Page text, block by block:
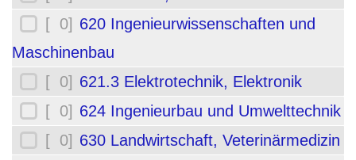
[ 0] 620 Ingenieurwissenschaften und
Maschinenbau
[ 0] 621.3 Elektrotechnik, Elektronik
[ 0] 624 Ingenieurbau und Umwelttechnik
[ 0] 630 Landwirtschaft, Veterinärmedizin